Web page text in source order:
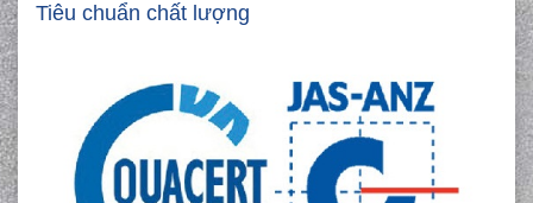
Tiêu chuẩn chất lượng